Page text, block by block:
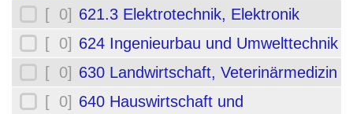
[ 0] 621.3 Elektrotechnik, Elektronik
[ 0] 624 Ingenieurbau und Umwelttechnik
[ 0] 630 Landwirtschaft, Veterinärmedizin
[ 0] 640 Hauswirtschaft und